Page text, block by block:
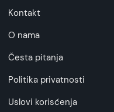
Kontakt
O nama
Česta pitanja
Politika privatnosti
Uslovi korisćenja